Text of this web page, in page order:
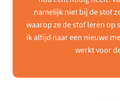
namelijk niet bij de stof
waarop ze de stof leren op
ik altijd naar een nieuwe
werkt voor